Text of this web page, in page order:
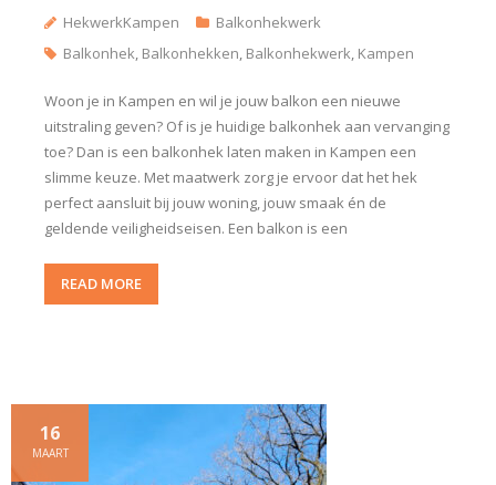
HekwerkKampen
Balkonhekwerk
Balkonhek, Balkonhekken, Balkonhekwerk, Kampen
Woon je in Kampen en wil je jouw balkon een nieuwe
uitstraling geven? Of is je huidige balkonhek aan vervanging
toe? Dan is een balkonhek laten maken in Kampen een
slimme keuze. Met maatwerk zorg je ervoor dat het hek
perfect aansluit bij jouw woning, jouw smaak én de
geldende veiligheidseisen. Een balkon is een
READ MORE
16
MAART